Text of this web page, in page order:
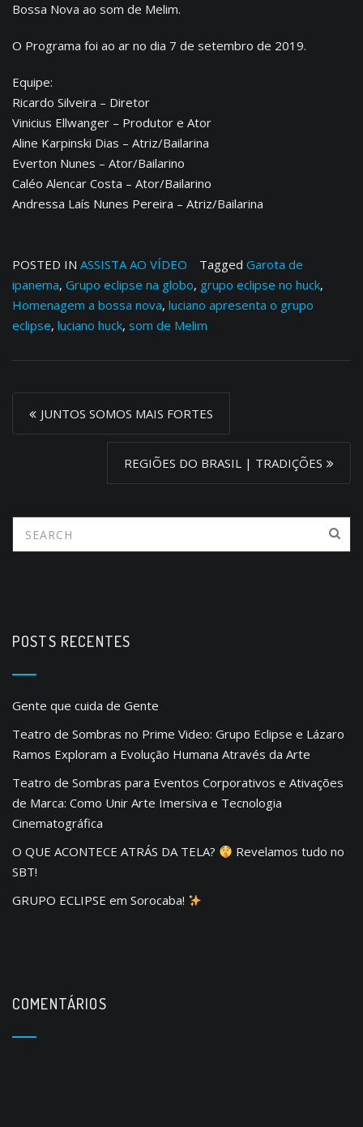
Bossa Nova ao som de Melim.
O Programa foi ao ar no dia 7 de setembro de 2019.
Equipe:
Ricardo Silveira – Diretor
Vinicius Ellwanger – Produtor e Ator
Aline Karpinski Dias – Atriz/Bailarina
Everton Nunes – Ator/Bailarino
Caléo Alencar Costa – Ator/Bailarino
Andressa Laís Nunes Pereira – Atriz/Bailarina
POSTED IN ASSISTA AO VÍDEO Tagged Garota de
ipanema, Grupo eclipse na globo, grupo eclipse no huck,
Homenagem a bossa nova, luciano apresenta o grupo
eclipse, luciano huck, som de Melim
o
n
a
t
i
o
n
JUNTOS SOMOS MAIS FORTES
REGIÕES DO BRASIL | TRADIÇÕES
POSTS RECENTES
Gente que cuida de Gente
Teatro de Sombras no Prime Video: Grupo Eclipse e Lázaro
Ramos Exploram a Evolução Humana Através da Arte
Teatro de Sombras para Eventos Corporativos e Ativações
de Marca: Como Unir Arte Imersiva e Tecnologia
Cinematográfica
O QUE ACONTECE ATRÁS DA TELA?
Revelamos tudo no
SBT!
GRUPO ECLIPSE em Sorocaba!
COMENTÁRIOS